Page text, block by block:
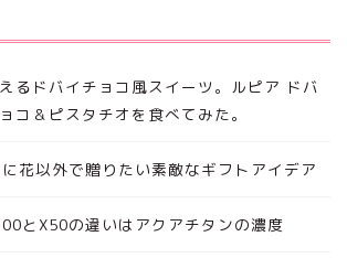
るドバイチョコ風スイーツ。ルピア ドバ
コ＆ピスタチオを食べてみた。
花以外で贈りたい素敵なギフトアイデア
とX50の違いはアクアチタンの濃度